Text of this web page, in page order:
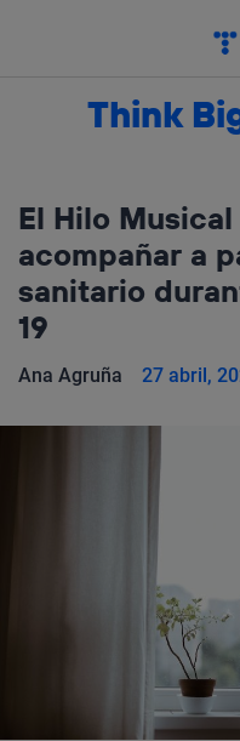
Think
El Hilo
acompañar a
sanitario
19
Ana Agruña 27 abril,